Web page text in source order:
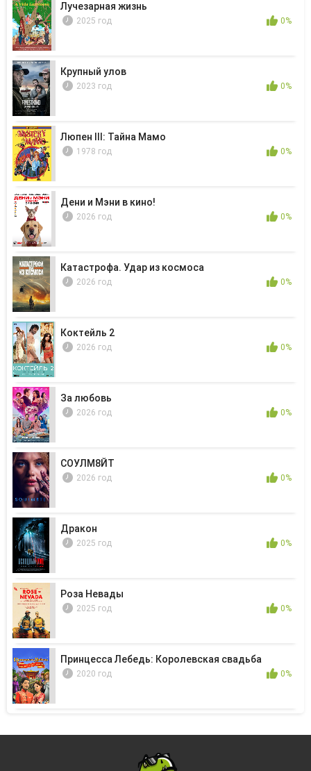
Лучезарная жизнь
2025 год 0%
Крупный улов
2023 год 0%
Люпен III: Тайна Мамо
1978 год 0%
Дени и Мэни в кино!
2026 год 0%
Катастрофа. Удар из космоса
2026 год 0%
Коктейль 2
2026 год 0%
За любовь
2026 год 0%
СОУЛМ8ЙТ
2026 год 0%
Дракон
2025 год 0%
Роза Невады
2025 год 0%
Принцесса Лебедь: Королевская свадьба
2020 год 0%